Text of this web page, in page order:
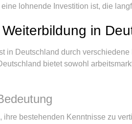
lohnende Investition ist, die
in
in Deutschland durch
bietet sowohl
bestehenden Kenntnisse zu